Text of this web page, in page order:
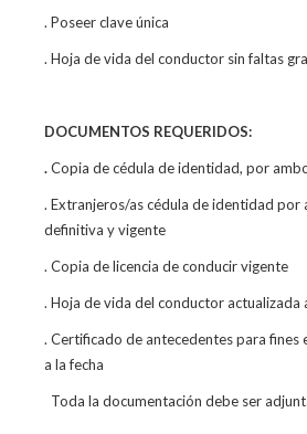
. Poseer clave única
. Hoja de vida del conductor sin faltas
DOCUMENTOS REQUERIDOS:
.Copia de cédula de identidad, por
. Extranjeros/as cédula de identidad por
definitiva y vigente
. Copia de licencia de conducir vigente
. Hoja de vida del conductor actualizada
. Certificado de antecedentes para fines
a la fecha
Toda la documentación debe ser